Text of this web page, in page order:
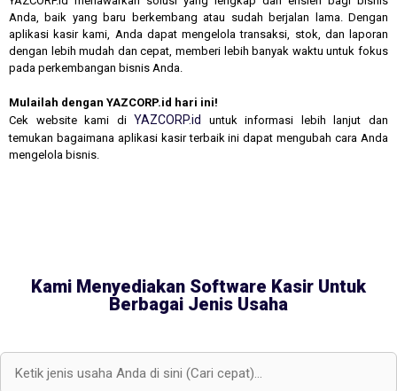
Anda, baik yang baru berkembang atau sudah berjalan lama. Dengan
aplikasi kasir kami, Anda dapat mengelola transaksi, stok, dan laporan
dengan lebih mudah dan cepat, memberi lebih banyak waktu untuk fokus
pada perkembangan bisnis Anda.
Mulailah dengan YAZCORP.id hari ini!
Cek website kami di YAZCORP.id
untuk informasi lebih lanjut dan
temukan bagaimana aplikasi kasir terbaik ini dapat mengubah cara Anda
mengelola bisnis.
Kami Menyediakan Software Kasir Untuk
Berbagai Jenis Usaha